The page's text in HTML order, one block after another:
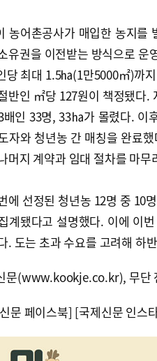
농어촌공사가 매입한 농지를
유권을 이전받는 방식으로
당 최대 1.5㏊(1만5000㎡)까
반인 ㎡당 127원이 책정됐다.
배인 33명, 33㏊가 몰렸다. 이
자와 청년농 간 매칭을 완료
머지 계약과 임대 절차를 마무
에 선정된 청년농 12명 중 10
계됐다고 설명했다. 이에 이
. 도는 초과 수요를 고려해 하
(www.kookje.co.kr), 무단
문 페이스북] [국제신문 인스